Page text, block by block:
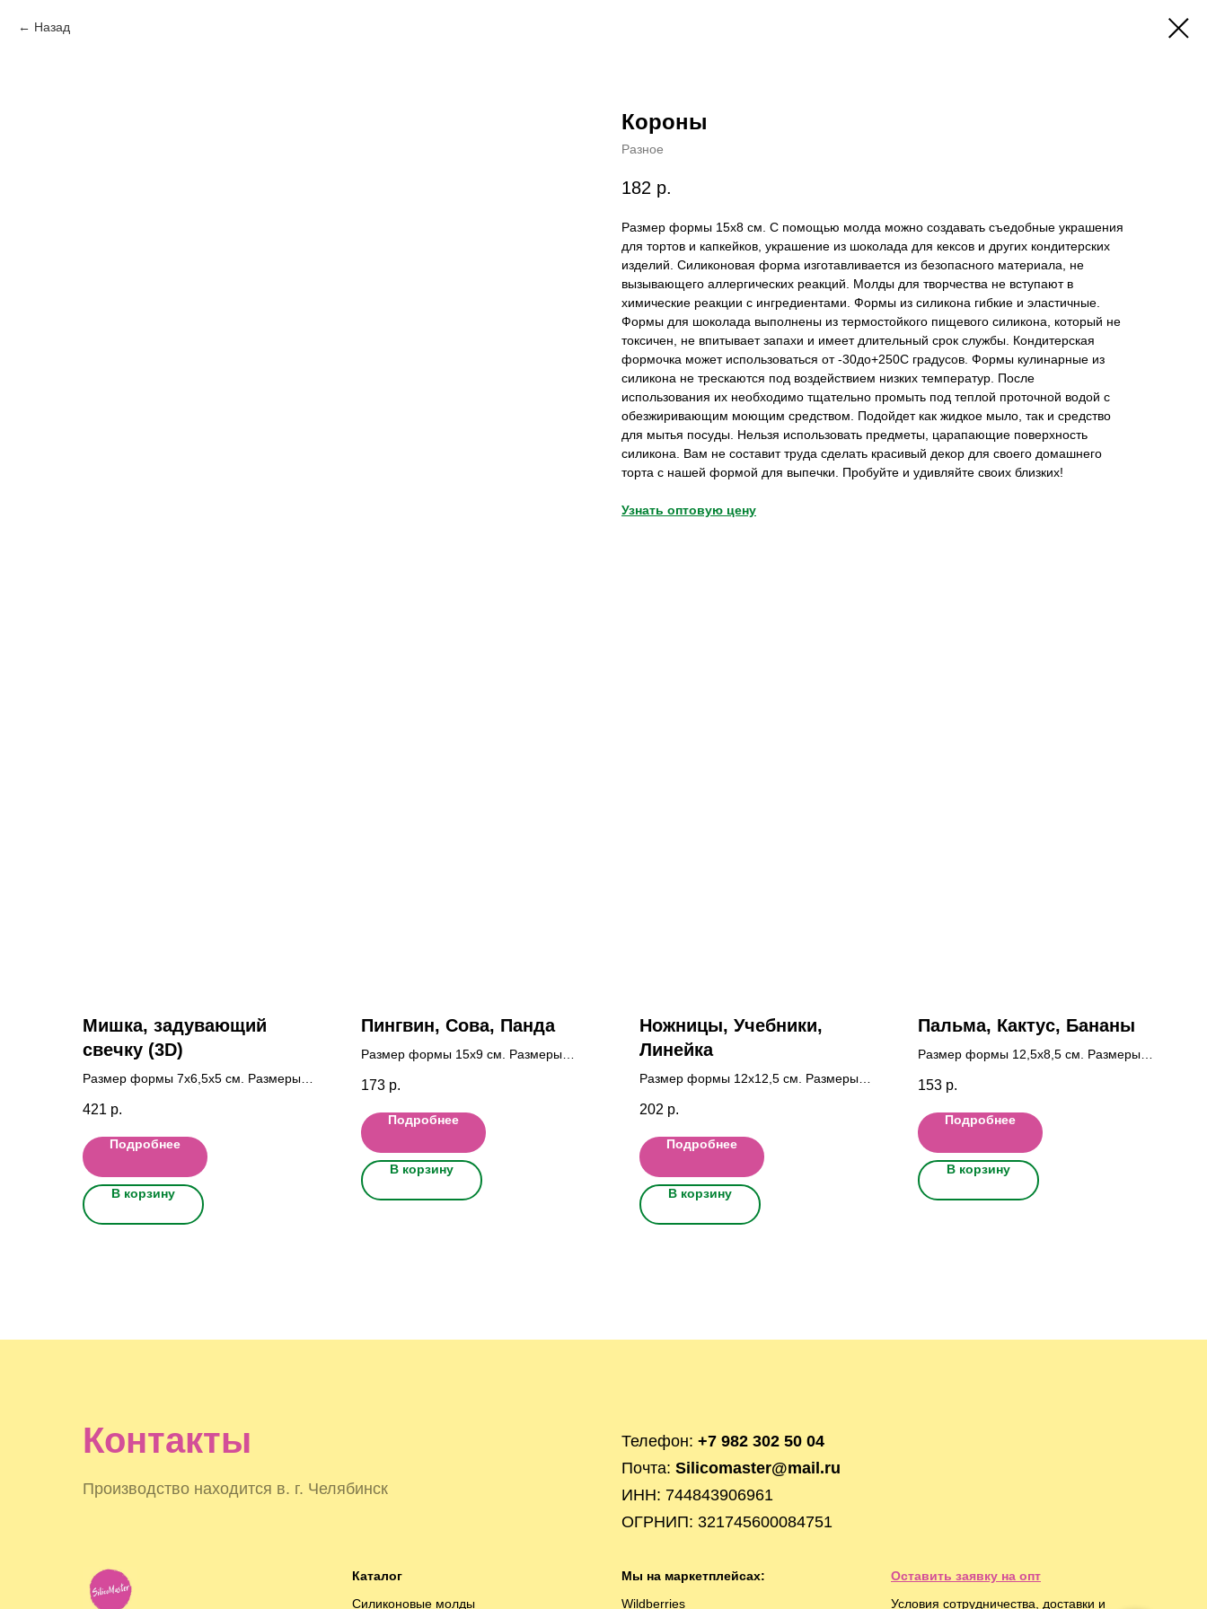
Назад
Короны
Разное
182 р.
Размер формы 15x8 cм. С помощью молда можно создавать съедобные украшения
для тортов и капкейков, украшение из шоколада для кексов и других кондитерских
изделий. Силиконовая форма изготавливается из безопасного материала, не
вызывающего аллергических реакций. Молды для творчества не вступают в
химические реакции с ингредиентами. Формы из силикона гибкие и эластичные.
Формы для шоколада выполнены из термостойкого пищевого силикона, который не
токсичен, не впитывает запахи и имеет длительный срок службы. Кондитерская
формочка может использоваться от -30до+250С градусов. Формы кулинарные из
силикона не трескаются под воздействием низких температур. После
использования их необходимо тщательно промыть под теплой проточной водой с
обезжиривающим моющим средством. Подойдет как жидкое мыло, так и средство
для мытья посуды. Нельзя использовать предметы, царапающие поверхность
силикона. Вам не составит труда сделать красивый декор для своего домашнего
торта с нашей формой для выпечки. Пробуйте и удивляйте своих близких!
Узнать оптовую цену
Мишка, задувающий
свечку (3D)
Размер формы 7х6,5х5 cм. Размеры
лапы 4 см.; от лапы до хвоста 4,5см
421 р.
Подробнее
В корзину
Пингвин, Сова, Панда
Размер формы 15x9 cм. Размеры
см.; Панда: 6x4,5 см.
173 р.
Подробнее
В корзину
Ножницы, Учебники,
Линейка
Размер формы 12x12,5 cм. Размеры
11x2,5 см.
202 р.
Подробнее
В корзину
Пальма, Кактус, Бананы
Размер формы 12,5x8,5 cм. Размеры
153 р.
Подробнее
В корзину
Контакты
Производство находится в. г. Челябинск
Телефон: +7 982 302 50 04
Почта: Silicomaster@mail.ru
ИНН: 744843906961
ОГРНИП: 321745600084751
Каталог
Силиконовые молды
Мы на маркетплейсах:
Wildberries
Оставить заявку на опт
Условия сотрудничества, доставки и